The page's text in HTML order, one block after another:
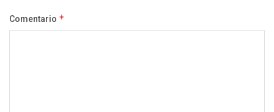
Comentario *